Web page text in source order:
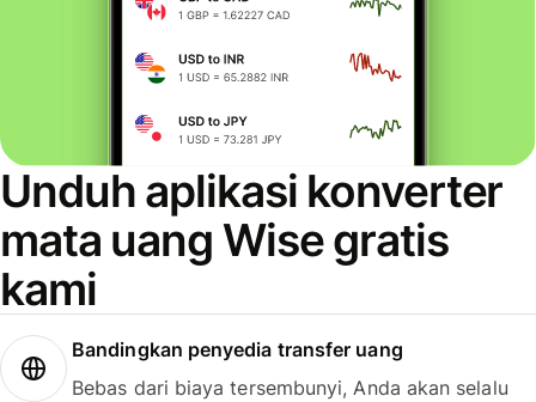
Unduh aplikasi konverter
mata uang Wise gratis
kami
Bandingkan penyedia transfer uang
Bebas dari biaya tersembunyi, Anda akan selalu